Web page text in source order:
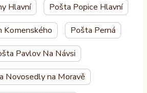
Hlavní Pošta Popice Hlavní
Komenského Pošta Perná
Pavlov Na Návsi
Novosedly na Moravě